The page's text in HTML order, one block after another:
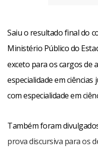
Saiu o resultado final do
Ministério Público do
exceto para os cargos de
especialidade em
com especialidade em
Também foram
prova discursiva para os